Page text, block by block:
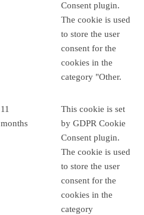
Consent plugin.
The cookie is used
to store the user
consent for the
cookies in the
category "Other.
11
months
This cookie is set
by GDPR Cookie
Consent plugin.
The cookie is used
to store the user
consent for the
cookies in the
category